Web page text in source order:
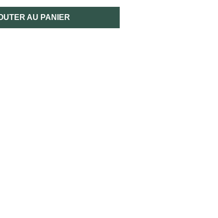
AU PANIER